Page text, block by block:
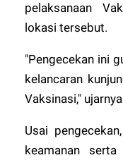
pelaksanaan
lokasi tersebut.
"Pengecekan ini
kelancaran
Vaksinasi," ujarnya
Usai
keamanan